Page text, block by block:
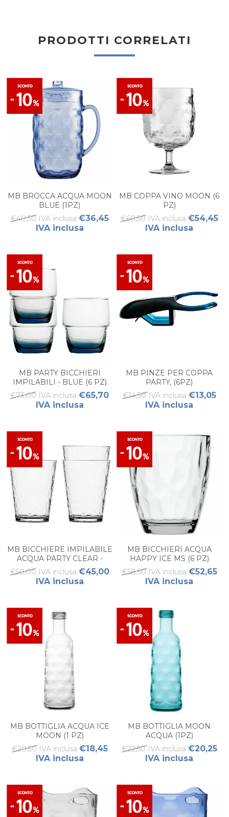
PRODOTTI CORRELATI
MB BROCCA ACQUA MOON
BLUE (1PZ)
€40,50 IVA inclusa €36,45
IVA inclusa
MB COPPA VINO MOON (6
PZ)
€60,50 IVA inclusa €54,45
IVA inclusa
MB PARTY BICCHIERI
IMPILABILI - BLUE (6 PZ)
€73,00 IVA inclusa €65,70
IVA inclusa
MB PINZE PER COPPA
PARTY, (6PZ)
€14,50 IVA inclusa €13,05
IVA inclusa
MB BICCHIERE IMPILABILE
ACQUA PARTY CLEAR -
(6PZ)
€50,00 IVA inclusa €45,00
IVA inclusa
MB BICCHIERI ACQUA
HAPPY ICE MS (6 PZ)
€58,50 IVA inclusa €52,65
IVA inclusa
MB BOTTIGLIA ACQUA ICE
MOON (1 PZ)
€20,50 IVA inclusa €18,45
IVA inclusa
MB BOTTIGLIA MOON
ACQUA (1PZ)
€22,50 IVA inclusa €20,25
IVA inclusa